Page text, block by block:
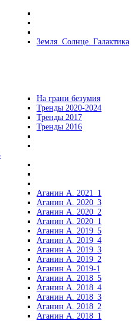
Земля. Солнце. Галактика
На грани безумия
Тренды 2020-2024
Тренды 2017
Тренды 2016
Аганин А. 2021_1
Аганин А. 2020_3
Аганин А. 2020_2
Аганин А. 2020_1
Аганин А. 2019_5
Аганин А. 2019_4
Аганин А. 2019_3
Аганин А. 2019_2
Аганин А. 2019-1
Аганин А. 2018_5
Аганин А. 2018_4
Аганин А. 2018_3
Аганин А. 2018_2
Аганин А. 2018_1